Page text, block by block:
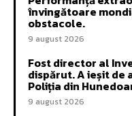
învingătoare
obstacole.
9 august 2026
Fost director al
dispărut. A ieșit de
Poliția din
9 august 2026